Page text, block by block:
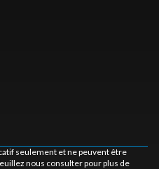
seulement et ne peuvent être
nous consulter pour plus de